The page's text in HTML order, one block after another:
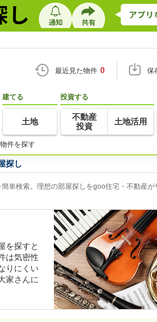
最近見た物件 0 保
建てる
土地
投資する
不動産
投資
土地活用
件を探す
探し
単検索。理想の部屋探しをgoo住宅・不動産が
を探すと
は気密性
りにくい
家さんに